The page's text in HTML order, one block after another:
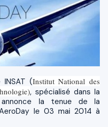
INSAT (Institut National des
, spécialisé dans la
annonce la tenue de la
le 03 mai 2014 à